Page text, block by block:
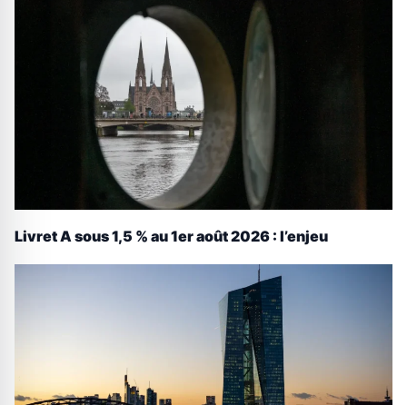
Livret A sous 1,5 % au 1er août 2026 : l’enjeu